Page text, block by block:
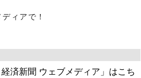
ィアで！
済新聞 ウェブメディア」はこち